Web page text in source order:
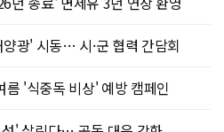
광' 시동… 시·군 협력 간담회
름 '식중독 비상' 예방 캠페인